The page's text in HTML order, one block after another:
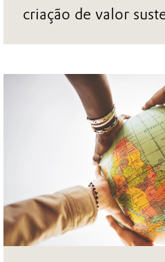
criação de valor